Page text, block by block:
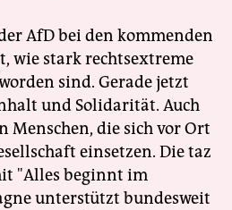
AfD bei den kommenden
wie stark rechtsextreme
sind. Gerade jetzt
und Solidarität. Auch
Menschen, die sich vor Ort
einsetzen. Die taz
"Alles beginnt im
unterstützt bundesweit